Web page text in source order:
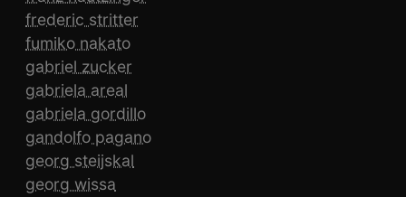
frederic stritter
fumiko nakato
gabriel zucker
gabriela areal
gabriela gordillo
gandolfo pagano
georg steijskal
georg wissa